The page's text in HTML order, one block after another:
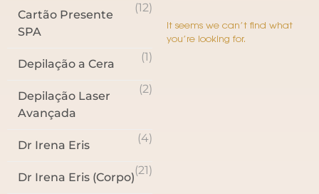
(12)
Cartão Presente
SPA
(1)
Depilação a Cera
(2)
Depilação Laser
Avançada
(4)
Dr Irena Eris
(21)
Dr Irena Eris (Corpo)
It seems we can’t find what
you’re looking for.